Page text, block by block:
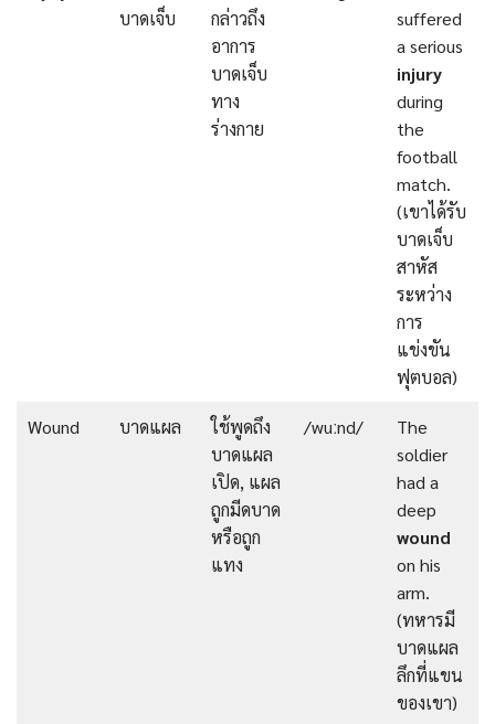
บาดเจ็บ
กล่าวถึง
อาการ
บาดเจ็บ
ทาง
ร่างกาย
suffered
a serious
injury
during
the
football
match.
(เขาได้รับ
บาดเจ็บ
สาหัส
ระหว่าง
การ
แข่งขัน
ฟุตบอล)
Wound บาดแผล
ใช้พูดถึง
บาดแผล
เปิด, แผล
ถูกมีดบาด
หรือถูก
แทง
/wuːnd/
The
soldier
had a
deep
wound
on his
arm.
(ทหารมี
บาดแผล
ลึกที่แขน
ของเขา)